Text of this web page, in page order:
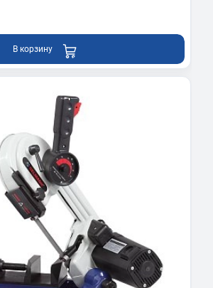
В корзину